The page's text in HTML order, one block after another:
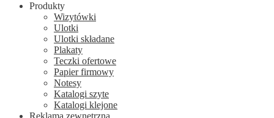
Produkty
Wizytówki
Ulotki
Ulotki składane
Plakaty
Teczki ofertowe
Papier firmowy
Notesy
Katalogi szyte
Katalogi klejone
Reklama zewnętrzna